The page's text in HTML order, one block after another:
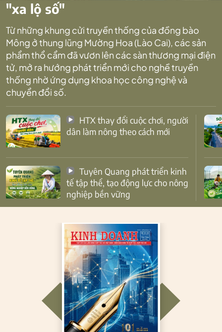
"xa lộ số"
Từ những khung cửi truyền thống của đồng bào
Mông ở thung lũng Mường Hoa (Lào Cai), các sản
phẩm thổ cẩm đã vươn lên các sàn thương mại điện
tử, mở ra hướng phát triển mới cho nghề truyền
thống nhờ ứng dụng khoa học công nghệ và
chuyển đổi số.
dân làm nông theo cách mới
tế tập thể, tạo động lực cho nông
nghiệp bền vững